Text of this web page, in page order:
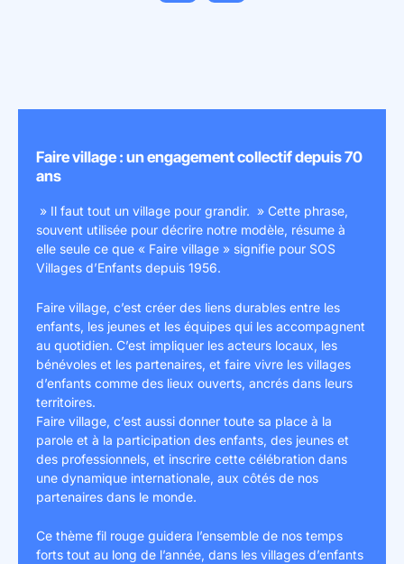
Image précédente
Image suivante
Faire village : un engagement collectif depuis 70
ans
» Il faut tout un village pour grandir. » Cette phrase,
souvent utilisée pour décrire notre modèle, résume à
elle seule ce que « Faire village » signifie pour SOS
Villages d’Enfants depuis 1956.
Faire village, c’est créer des liens durables entre les
enfants, les jeunes et les équipes qui les accompagnent
au quotidien. C’est impliquer les acteurs locaux, les
bénévoles et les partenaires, et faire vivre les villages
d’enfants comme des lieux ouverts, ancrés dans leurs
territoires.
Faire village, c’est aussi donner toute sa place à la
parole et à la participation des enfants, des jeunes et
des professionnels, et inscrire cette célébration dans
une dynamique internationale, aux côtés de nos
partenaires dans le monde.
Ce thème fil rouge guidera l’ensemble de nos temps
forts tout au long de l’année, dans les villages d’enfants